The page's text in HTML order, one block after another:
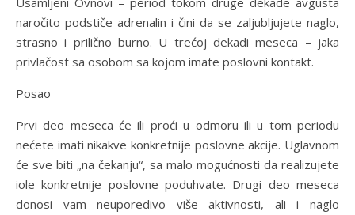
naročito podstiče adrenalin i čini da se zaljubljujete naglo,
strasno i prilično burno. U trećoj dekadi meseca – jaka
privlačost sa osobom sa kojom imate poslovni kontakt.
Posao
Prvi deo meseca će ili proći u odmoru ili u tom periodu
nećete imati nikakve konkretnije poslovne akcije. Uglavnom
će sve biti „na čekanju“, sa malo mogućnosti da realizujete
iole konkretnije poslovne poduhvate. Drugi deo meseca
donosi vam neuporedivo više aktivnosti, ali i naglo